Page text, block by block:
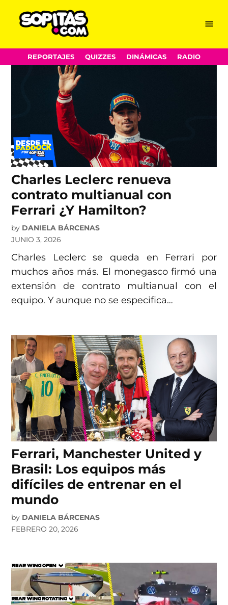
content
Menu
REPORTAJES QUIZZES DINÁMICAS RADIO
Ferrari
Charles Leclerc renueva
contrato multianual con
Ferrari ¿Y Hamilton?
by DANIELA BÁRCENAS
JUNIO 3, 2026
Charles Leclerc se queda en Ferrari por
muchos años más. El monegasco firmó una
extensión de contrato multianual con el
equipo. Y aunque no se especifica…
Ferrari, Manchester United y
Brasil: Los equipos más
difíciles de entrenar en el
mundo
by DANIELA BÁRCENAS
FEBRERO 20, 2026